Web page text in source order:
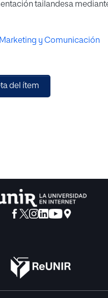
tailandesa
buscan este tipo de
desean
que les permita tener
interesante y un servicio
objetivos del
la medición de la factibilidad
trabajo.
y Comunicación
del ítem